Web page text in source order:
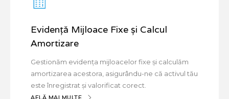
Evidență Mijloace Fixe și Calcul
Amortizare
Gestionăm evidența mijloacelor fixe și calculăm
amortizarea acestora, asigurându-ne că activul tău
este înregistrat și valorificat corect.
AFLĂ MAI MULTE